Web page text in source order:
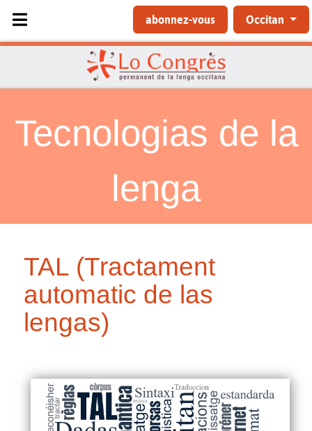
Sélectionnez votre langue
abonnez-vous Occitan
Tecnologias de la
lenga
TAL (Tractament
automatic de las
lengas)